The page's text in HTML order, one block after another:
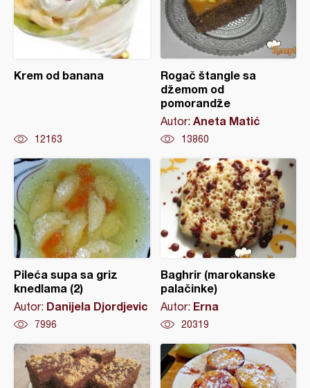
Krem od banana
12163
Rogač štangle sa
džemom od
pomorandže
Autor: Aneta Matić
13860
Pileća supa sa griz
knedlama (2)
Autor: Danijela Djordjevic
7996
Baghrir (marokanske
palačinke)
Autor: Erna
20319